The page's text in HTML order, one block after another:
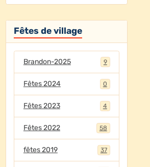
Fêtes de village
Brandon-2025 9
Fêtes 2024 0
Fêtes 2023 4
Fêtes 2022 58
fêtes 2019 37